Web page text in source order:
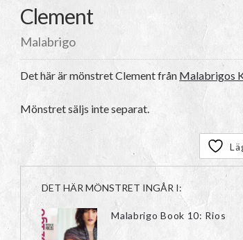
Clement
Malabrigo
Det här är mönstretClementfrån Malabrigos
Mönstret säljs inte separat.
DET HÄR MÖNSTRET INGÅR I:
Malabrigo Book 10: Rios